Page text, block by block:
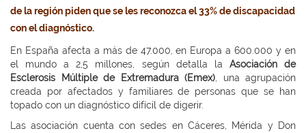
de la región piden que se les reconozca el 33% de discapacidad
con el diagnóstico.
En España afecta a más de 47.000, en Europa a 600.000 y en
el mundo a 2,5 millones, según detalla la Asociación de
Esclerosis Múltiple de Extremadura (Emex) , una agrupación
creada por afectados y familiares de personas que se han
topado con un diagnóstico difícil de digerir.
Las asociación cuenta con sedes en Cáceres, Mérida y Don